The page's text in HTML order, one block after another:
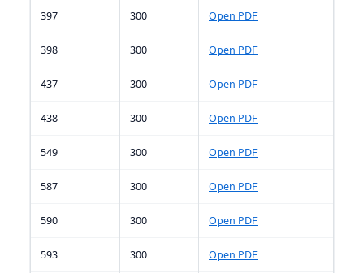
397 300 Open PDF
398 300 Open PDF
437 300 Open PDF
438 300 Open PDF
549 300 Open PDF
587 300 Open PDF
590 300 Open PDF
593 300 Open PDF